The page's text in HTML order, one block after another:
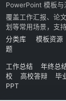
PowerPoint 模板与
覆盖工作汇报、论
划等常用场景，支
分类库
模板资源
题
工作总结 年终总
校
高校答辩 毕
PPT